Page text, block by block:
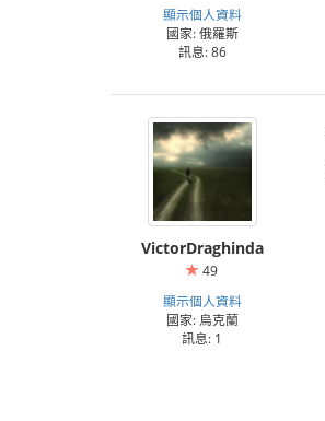
顯示個人資料
國家: 俄羅斯
訊息: 86
VictorDraghinda
49
顯示個人資料
國家: 烏克蘭
訊息: 1